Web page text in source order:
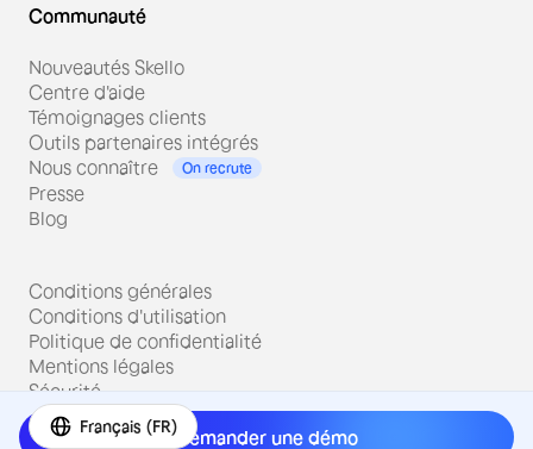
Demander une démo
Communauté
Nouveautés Skello
Centre d'aide
Témoignages clients
Outils partenaires intégrés
Nous connaître
On recrute
Presse
Blog
Conditions générales
Conditions d'utilisation
Politique de confidentialité
Mentions légales
Sécurité
Français (FR)